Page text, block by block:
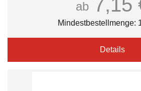
ab 7,15
Mindestbestellmenge:
Details